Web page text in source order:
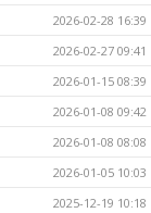
2026-02-28 16:39
2026-02-27 09:41
2026-01-15 08:39
2026-01-08 09:42
2026-01-08 08:08
2026-01-05 10:03
2025-12-19 10:18